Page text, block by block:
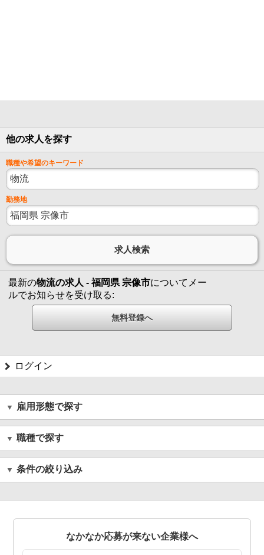
他の求人を探す
職種や希望のキーワード
勤務地
最新の物流の求人 - 福岡県 宗像市についてメー
ルでお知らせを受け取る:
ログイン
雇用形態で探す
職種で探す
条件の絞り込み
なかなか応募が来ない企業様へ